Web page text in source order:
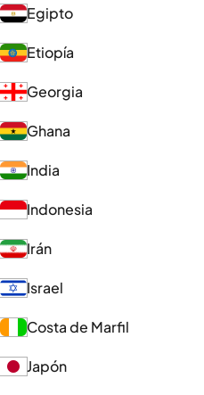
Egipto
Etiopía
Georgia
Ghana
India
Indonesia
Irán
Israel
Costa de Marfil
Japón